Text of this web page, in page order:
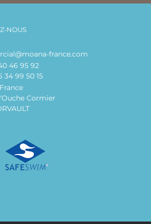
NOUS
france.com
46 95 92
34 99 50 15
Cormier